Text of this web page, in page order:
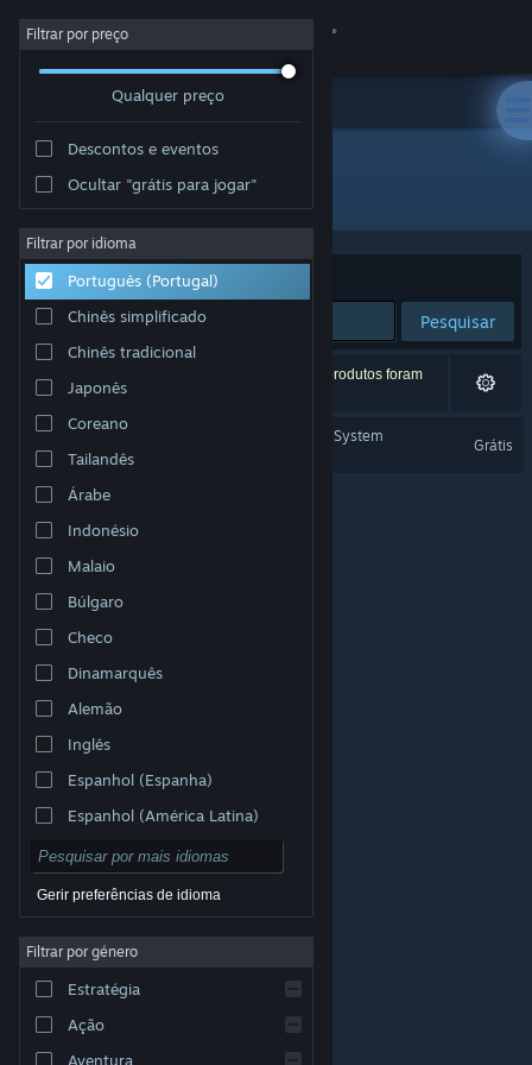
Iniciar sessão
Sobre
Apoio
Alterar idioma
Instala a app móvel do Steam
Ver versão para computadores
© Valve Corporation. Todos os direitos reservados.
respetivos proprietários nos E.U.A. e outros países.
Acessibilidade
Reembolsos|Cookies
Filtrar por preço
Qualquer preço
Descontos e eventos
Ocultar "grátis para jogar"
Filtrar por idioma
Português (Portugal)
Chinês simplificado
Chinês tradicional
Japonês
Coreano
Tailandês
Árabe
Indonésio
Malaio
Búlgaro
Checo
Dinamarquês
Alemão
Inglês
Espanhol (Espanha)
Espanhol (América Latina)
Gerir preferências de idioma
Filtrar por género
Estratégia
Ação
Aventura
Developer: TheDollarGameStore
Ordenar por Relevância
Pesquisar
1 resultado correspondente à tua pesquisa. 11 produtos foram
excluídos com base nas tuas preferências.
Welcome To Your Immune System
Grátis